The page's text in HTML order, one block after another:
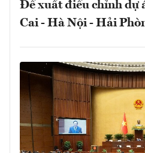
Đề xuất điều chỉnh dự
Cai - Hà Nội - Hải